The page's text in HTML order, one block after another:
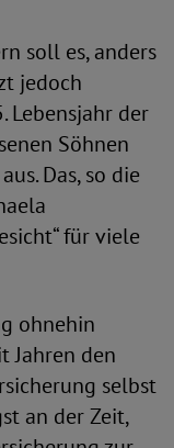
soll es, anders
jedoch
Lebensjahr der
Söhnen
Das, so die
für viele
ohnehin
Jahren den
selbst
an der Zeit,